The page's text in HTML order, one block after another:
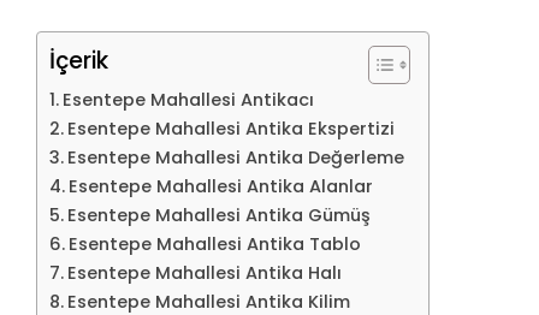
İçerik
Esentepe Mahallesi Antikacı
Esentepe Mahallesi Antika Ekspertizi
Esentepe Mahallesi Antika Değerleme
Esentepe Mahallesi Antika Alanlar
Esentepe Mahallesi Antika Gümüş
Esentepe Mahallesi Antika Tablo
Esentepe Mahallesi Antika Halı
Esentepe Mahallesi Antika Kilim